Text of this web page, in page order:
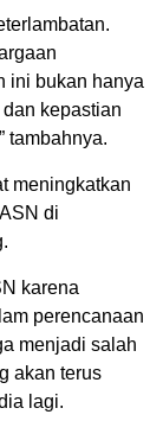
ini bukan hanya
kepastian
tambahnya.
meningkatkan
di
karena
perencanaan
menjadi salah
akan terus
lagi.